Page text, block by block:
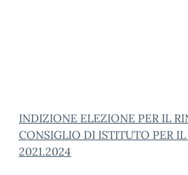
INDIZIONE ELEZIONE PER IL
CONSIGLIO DI ISTITUTO PER
2021.2024